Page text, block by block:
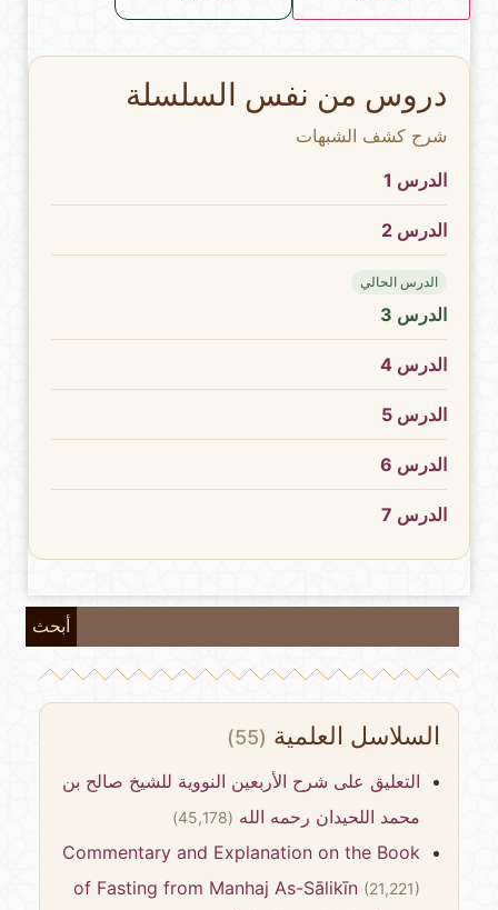
دروس من نفس السلسلة
شرح كشف الشبهات
الدرس 1
الدرس 2
الدرس الحالي
الدرس 3
الدرس 4
الدرس 5
الدرس 6
الدرس 7
أبحث
السلاسل العلمية(55)
التعليق على شرح الأربعين النووية للشيخ صالح بن
محمد اللحيدان رحمه الله(45,178)
Commentary and Explanation on the Book
of Fasting from Manhaj As-Sālikīn(21,221)